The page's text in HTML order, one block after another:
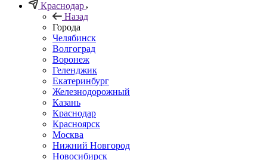
Краснодар
Назад
Города
Челябинск
Волгоград
Воронеж
Геленджик
Екатеринбург
Железнодорожный
Казань
Краснодар
Красноярск
Москва
Нижний Новгород
Новосибирск